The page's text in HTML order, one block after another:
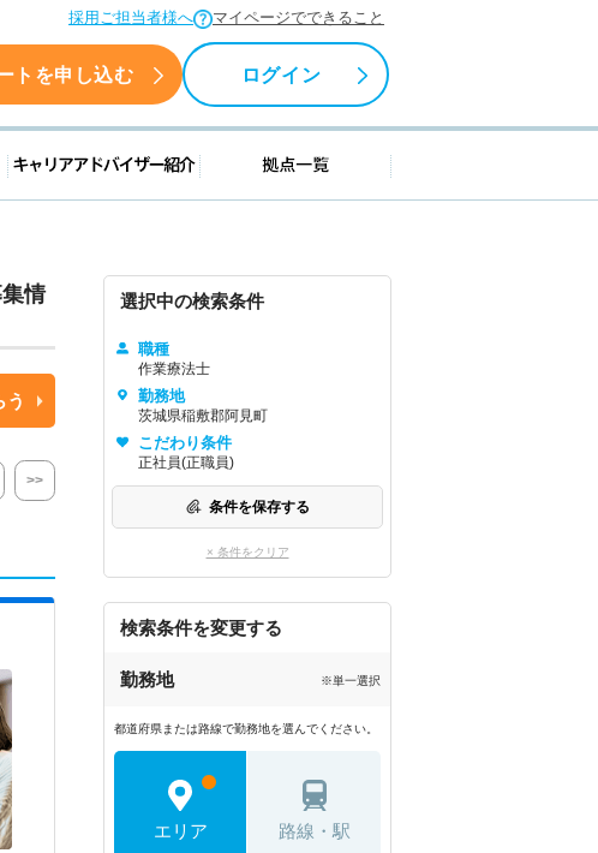
採用ご担当者様へ マイページでできること
トを申し込む ログイン
転職支援情報 キャリアアドバイザー紹介 拠点一覧
情
う
>>
選択中の検索条件
職種
作業療法士
勤務地
茨城県稲敷郡阿見町
こだわり条件
正社員(正職員)
条件を保存する
× 条件をクリア
検索条件を変更する
勤務地 ※単一選択
都道府県または路線で勤務地を選んでください。
エリア 路線・駅